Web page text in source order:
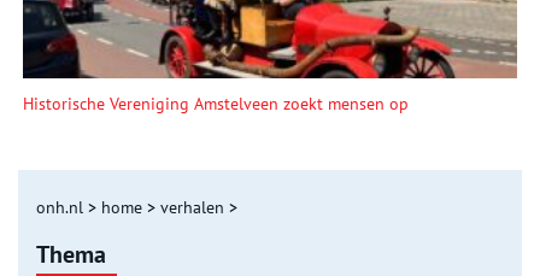
Historische Vereniging Amstelveen zoekt mensen op
onh.nl > home > verhalen >
Thema